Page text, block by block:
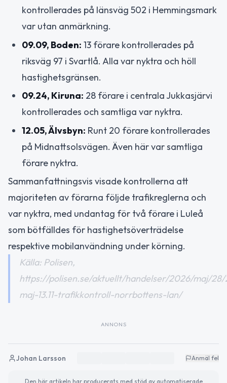
kontrollerades på länsväg 502 i Hemmingsmark
var utan anmärkning.
09.09, Boden: 13 förare kontrollerades på
riksväg 97 i Svartlå. Alla var nyktra och höll
hastighetsgränsen.
09.24, Kiruna: 28 förare i centrala Jukkasjärvi
kontrollerades och samtliga var nyktra.
12.05, Älvsbyn: Runt 20 förare kontrollerades
på Midnattsolsvägen. Även här var samtliga
förare nyktra.
Sammanfattningsvis visade kontrollerna att
majoriteten av förarna följde trafikreglerna och
var nyktra, med undantag för två förare i Luleå
som bötfälldes för hastighetsöverträdelse
respektive mobilanvändning under körning.
Källa: Polisen,
https://polisen.se/aktuellt/handelser/2026/maj/
maj-13.11-trafikkontroll-norrbottens-lan/
ANNONS
Johan Larsson Anmäl fel
Den här artikeln har producerats med stöd av automatiserade